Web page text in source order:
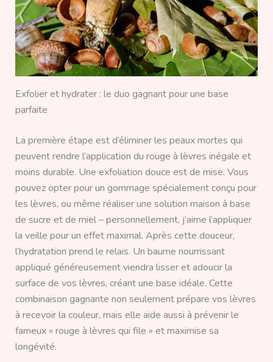
Exfolier et hydrater : le duo gagnant pour une base
parfaite
La première étape est d’éliminer les peaux mortes qui
peuvent rendre l’application du rouge à lèvres inégale et
moins durable. Une exfoliation douce est de mise. Vous
pouvez opter pour un gommage spécialement conçu pour
les lèvres, ou même réaliser une solution maison à base
de sucre et de miel – personnellement, j’aime l’appliquer
la veille pour un effet maximal. Après cette douceur,
l’hydratation prend le relais. Un baume nourrissant
appliqué généreusement viendra lisser et adoucir la
surface de vos lèvres, créant une base idéale. Cette
combinaison gagnante non seulement prépare vos lèvres
à recevoir la couleur, mais elle aide aussi à prévenir le
fameux « rouge à lèvres qui file » et maximise sa
longévité.